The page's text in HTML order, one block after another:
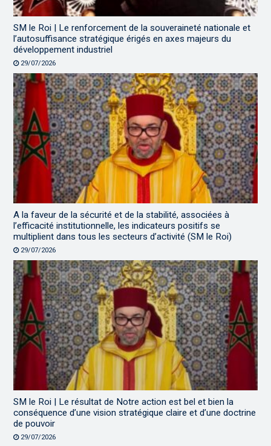
SM le Roi | Le renforcement de la souveraineté nationale et
l’autosuffisance stratégique érigés en axes majeurs du
développement industriel
29/07/2026
A la faveur de la sécurité et de la stabilité, associées à
l’efficacité institutionnelle, les indicateurs positifs se
multiplient dans tous les secteurs d’activité (SM le Roi)
29/07/2026
SM le Roi | Le résultat de Notre action est bel et bien la
conséquence d’une vision stratégique claire et d’une doctrine
de pouvoir
29/07/2026